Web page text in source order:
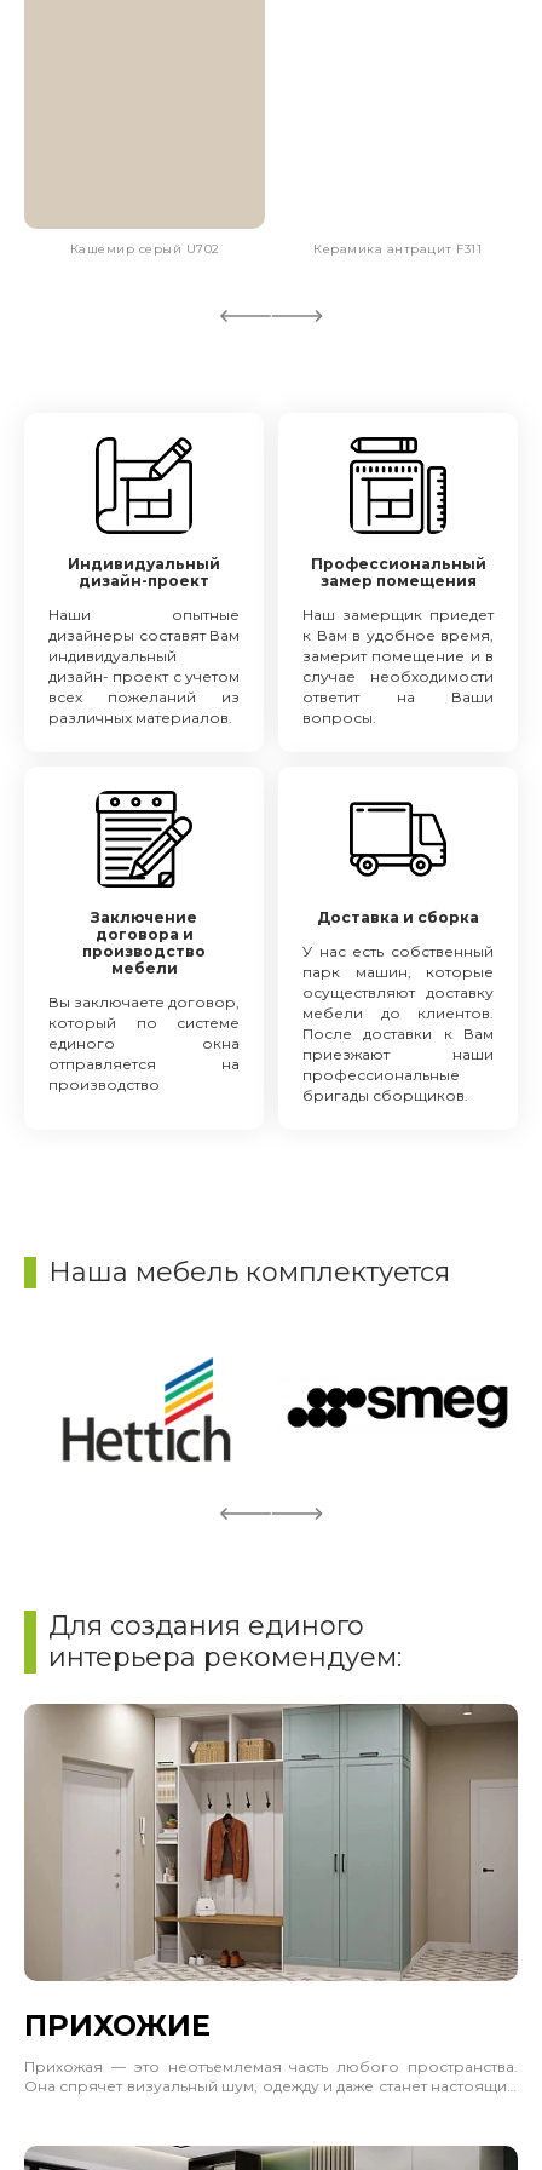
Кашемир серый U702 Керамика антрацит F311
Индивидуальный
дизайн-проект
Наши опытные
дизайнеры составят Вам
индивидуальный
дизайн- проект с учетом
всех пожеланий из
различных материалов.
Профессиональный
замер помещения
Наш замерщик приедет
к Вам в удобное время,
замерит помещение и в
случае необходимости
ответит на Ваши
вопросы.
Заключение
договора и
производство
мебели
Вы заключаете договор,
который по системе
единого окна
отправляется на
производство
Доставка и сборка
У нас есть собственный
парк машин, которые
осуществляют доставку
мебели до клиентов.
После доставки к Вам
приезжают наши
профессиональные
бригады сборщиков.
Наша мебель комплектуется
Для создания единого
интерьера рекомендуем:
ПРИХОЖИЕ
Прихожая — это неотъемлемая часть любого пространства.
Она спрячет визуальный шум, одежду и даже станет настоящим
Учитывайте габариты, материал и цветовое решение. Часто
отличным решением будет позвать замерщика и дизайнера.